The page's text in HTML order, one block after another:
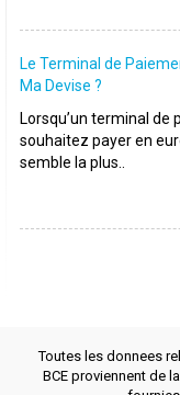
Le Terminal de
Ma Devise ?
Lorsqu’un terminal de
souhaitez payer en
semble la plus..
Toutes les donnees
BCE proviennent de la